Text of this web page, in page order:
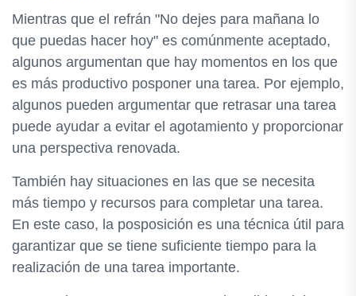
Mientras que el refrán "No dejes para mañana lo
que puedas hacer hoy" es comúnmente aceptado,
algunos argumentan que hay momentos en los que
es más productivo posponer una tarea. Por ejemplo,
algunos pueden argumentar que retrasar una tarea
puede ayudar a evitar el agotamiento y proporcionar
una perspectiva renovada.
También hay situaciones en las que se necesita
más tiempo y recursos para completar una tarea.
En este caso, la posposición es una técnica útil para
garantizar que se tiene suficiente tiempo para la
realización de una tarea importante.